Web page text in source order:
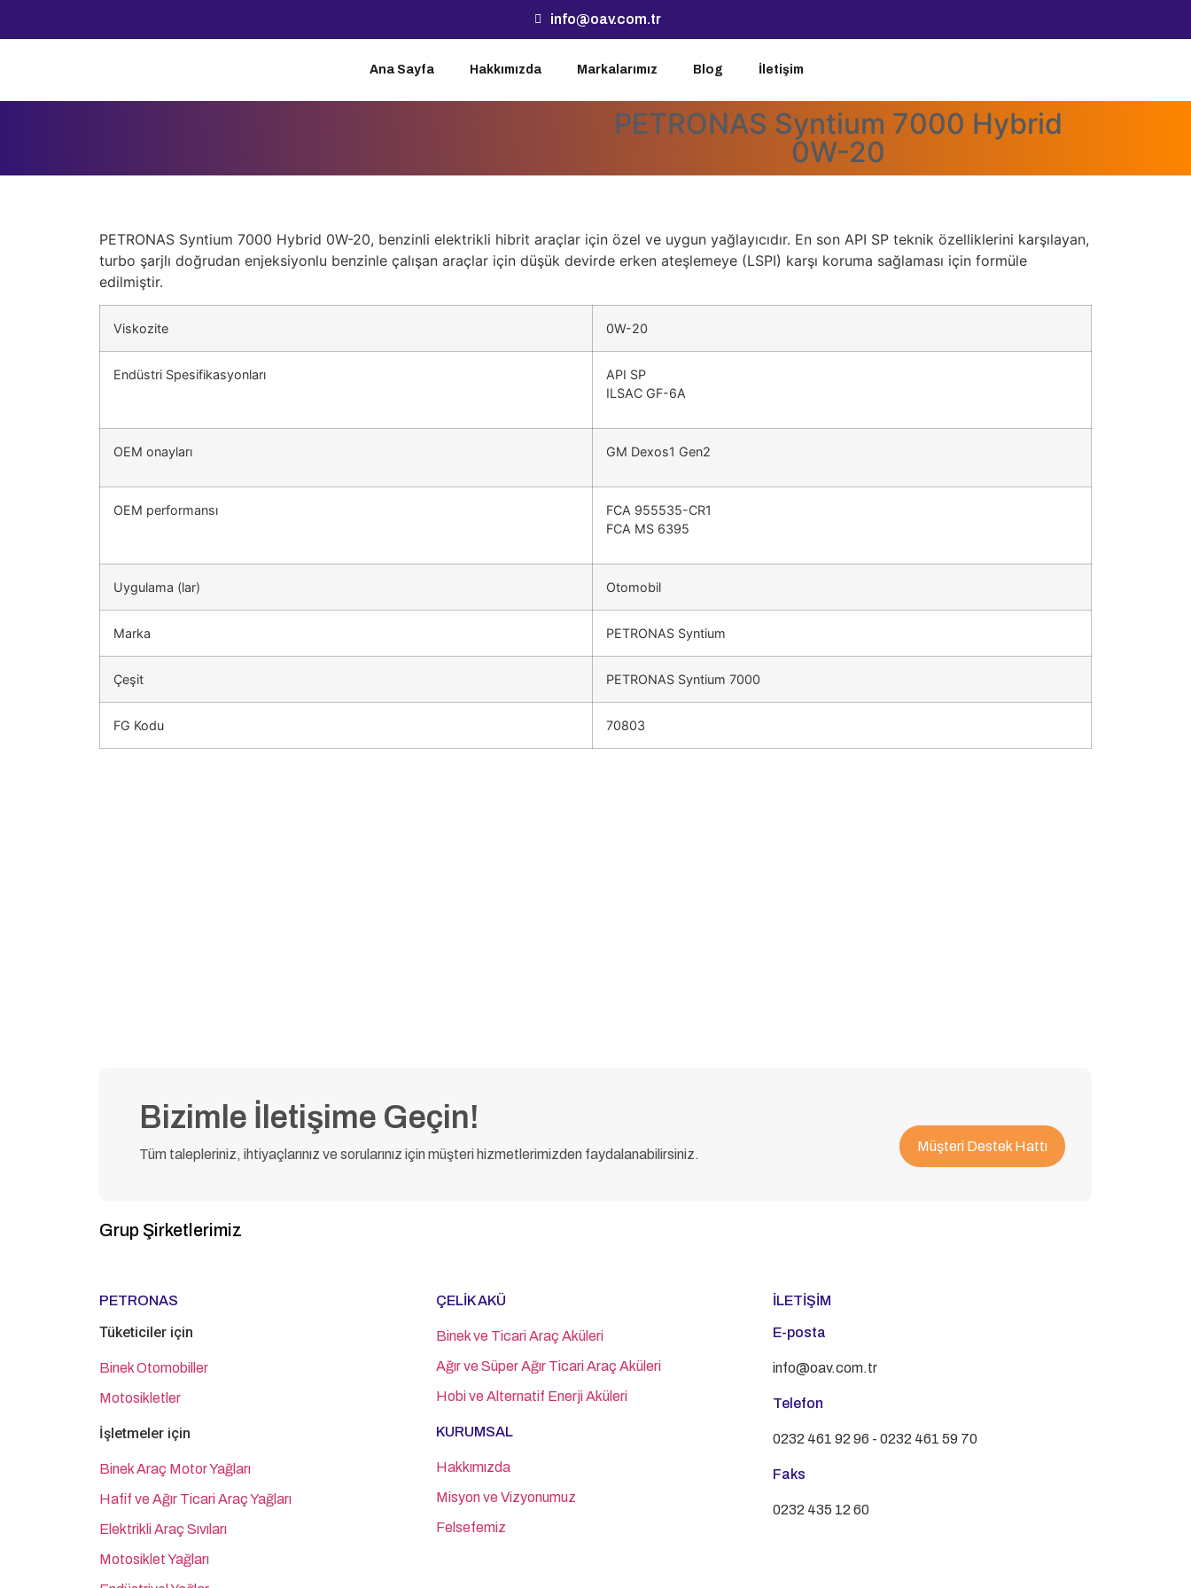
info@oav.com.tr
Ana Sayfa Hakkımızda Markalarımız Blog İletişim
PETRONAS Syntium 7000 Hybrid
0W-20
PETRONAS Syntium 7000 Hybrid 0W-20, benzinli elektrikli hibrit araçlar için özel ve uygun yağlayıcıdır. En son API SP teknik özelliklerini karşılayan,
turbo şarjlı doğrudan enjeksiyonlu benzinle çalışan araçlar için düşük devirde erken ateşlemeye (LSPI) karşı koruma sağlaması için formüle
edilmiştir.
Viskozite 0W-20
Endüstri Spesifikasyonları
API SP
ILSAC GF-6A
OEM onayları GM Dexos1 Gen2
OEM performansı
FCA 955535-CR1
FCA MS 6395
Uygulama (lar) Otomobil
Marka PETRONAS Syntium
Çeşit PETRONAS Syntium 7000
FG Kodu 70803
Bizimle İletişime Geçin!
Tüm talepleriniz, ihtiyaçlarınız ve sorularınız için müşteri hizmetlerimizden faydalanabilirsiniz.
Müşteri Destek Hattı
Grup Şirketlerimiz
PETRONAS
Tüketiciler için
Binek Otomobiller
Motosikletler
İşletmeler için
Binek Araç Motor Yağları
Hafif ve Ağır Ticari Araç Yağları
Elektrikli Araç Sıvıları
Motosiklet Yağları
ÇELİK AKÜ
Binek ve Ticari Araç Aküleri
Ağır ve Süper Ağır Ticari Araç Aküleri
Hobi ve Alternatif Enerji Aküleri
KURUMSAL
Hakkımızda
Misyon ve Vizyonumuz
Felsefemiz
İLETİŞİM
E-posta
info@oav.com.tr
Telefon
0232 461 92 96 - 0232 461 59 70
Faks
0232 435 12 60